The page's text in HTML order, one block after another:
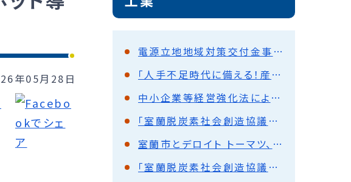
年05月28日
電源立地地域対策交付金事業
「人手不足時代に備える！産業用ロボット体験セミナー」開催のお知らせ
中小企業等経営強化法による支援制度
「室蘭脱炭素社会創造協議会」令和3年度活動報告～脱炭素社会の実現に向けた将来像検討・水素需給ポテンシャルの試算～
室蘭市とデロイト トーマツ、日本製鋼所M&Eが共同で、「水素とCCUを活用した『鉄の街』でのカーボンニュートラルな街づくりに関する調査」を実施
「室蘭脱炭素社会創造協議会」の設立について